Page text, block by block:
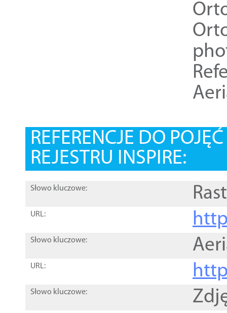
REFERENCJE DO
REJESTRU INSPIRE:
Słowo kluczowe:
URL:
Słowo kluczowe:
URL:
Słowo kluczowe: